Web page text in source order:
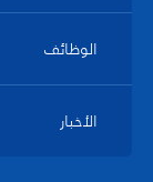
الوظائف
الأخبار